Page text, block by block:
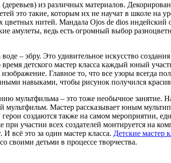
из различных материалов.
это такие, которым их не научат в школе на
нитей. Мандала Ojos de dios индейский
амулеты, ведь есть огромный выбор
– эбру. Это удивительное искусство
детского мастер класса каждый юный
изображение. Главное то, что все узоры
навыками, чтобы рисунок получился
мультфильма – это тоже необычное занятие.
Мастер рассказывает юным
создаются также на самом мероприятии,
при участии всех создателей монтируется на
всё это за один мастер класса. Детские мастер
своими детьми в процессе творчества.